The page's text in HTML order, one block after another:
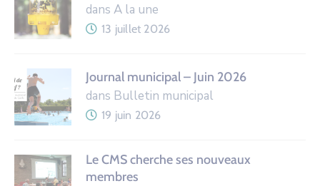
dans A la une
13 juillet 2026
Journal municipal – Juin 2026
dans Bulletin municipal
19 juin 2026
Le CMS cherche ses nouveaux
membres